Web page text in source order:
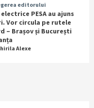
editorului
PESA au ajuns
Vor circula pe rutele
– Brașov și București
Alexe